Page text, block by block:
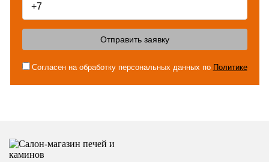
Отправить заявку
Согласен на обработку персональных данных по Политике